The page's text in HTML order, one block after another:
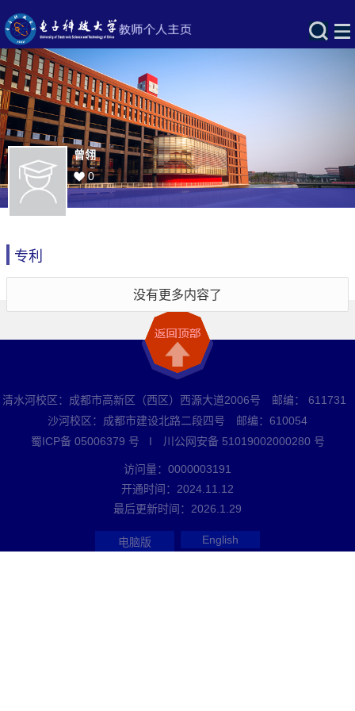
曾翎
0
专利
没有更多内容了
清水河校区：成都市高新区（西区）西源大道2006号 邮编： 611731
沙河校区：成都市建设北路二段四号 邮编：610054
蜀ICP备 05006379 号 I 川公网安备 51019002000280 号
访问量： 0000003191
开通时间： 2024 11 12
最后更新时间： 2026 1 29
电脑版 English